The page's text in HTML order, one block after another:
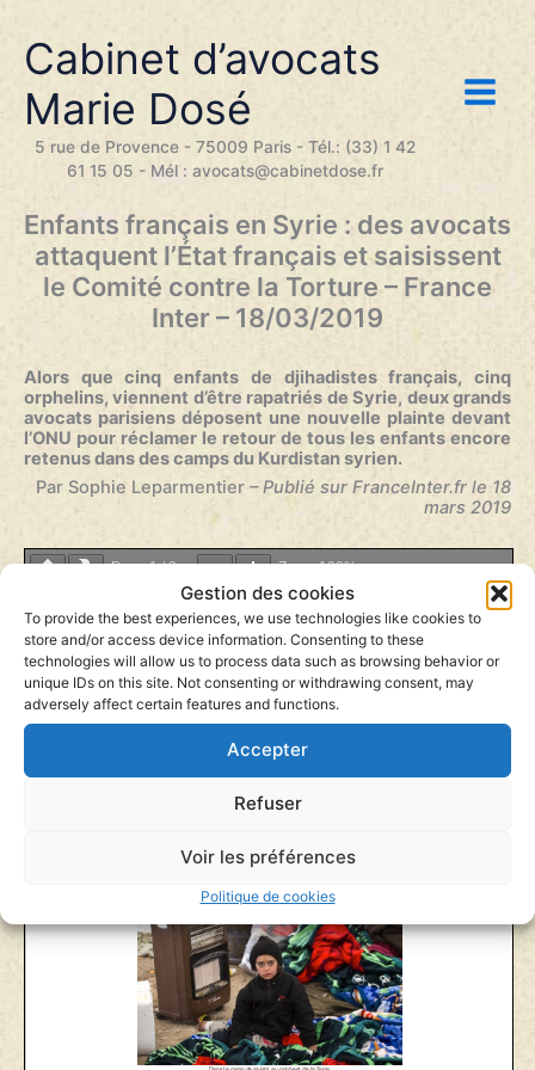
Gestion des cookies
To provide the best experiences, we use technologies like cookies to
store and/or access device information. Consenting to these
technologies will allow us to process data such as browsing behavior or
unique IDs on this site. Not consenting or withdrawing consent, may
adversely affect certain features and functions.
Accepter
Refuser
Voir les préférences
Politique de cookies
contenu
Cabinet d’avocats
Marie Dosé
5 rue de Provence - 75009 Paris - Tél.: (33) 1 42
61 15 05 - Mél : avocats@cabinetdose.fr
Enfants français en Syrie : des avocats
attaquent l’État français et saisissent
le Comité contre la Torture – France
Inter – 18/03/2019
Alors que cinq enfants de djihadistes français, cinq
orphelins, viennent d’être rapatriés de Syrie, deux grands
avocats parisiens déposent une nouvelle plainte devant
l’ONU pour réclamer le retour de tous les enfants encore
retenus dans des camps du Kurdistan syrien.
Par Sophie Leparmentier – Publié sur FranceInter.fr le 18
mars 2019
Page1/3 Zoom100%